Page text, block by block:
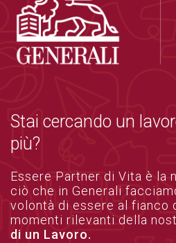
Stai cercando un
più?
Essere Partner di Vita è la
ciò che in Generali
volontà di essere al fianco
momenti rilevanti della
di un Lavoro.